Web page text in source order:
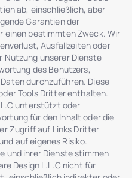
ab, einschließlich, aber
Garantien der
einen bestimmten Zweck. Wir
Ausfallzeiten oder
Nutzung unserer Dienste
des Benutzers,
durchzuführen. Diese
Tools Dritter enthalten.
unterstützt oder
für den Inhalt oder die
Zugriff auf Links Dritter
auf eigenes Risiko.
und ihrer Dienste stimmen
Design L.L.C nicht für